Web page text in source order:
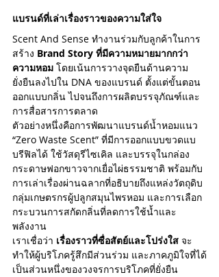
Search By Tags
ตุลาคม 2567(1)1 กระทู้
กันยายน 2567
2 กระทู้
สิงหาคม 2567 (3)3 กระทู้
กรกฎาคม 2567 (1)1 กระทู้
มิถุนายน 2567(2)2 กระทู้
พฤษภาคม 2567 (1)1 กระทู้
กุมภาพันธ์ 2566(5)5 กระทู้
มกราคม 2566 (2)2 กระทู้
สิงหาคม 2565(7)7 กระทู้
พฤษภาคม 2565 (2)2 กระทู้
มกราคม 2565 (1)1 กระทู้
พฤษภาคม 2564
(5)
5 กระทู้
เมษายน 2564 (6) 6 กระทู้
Essential Oil Perfume PerfumeFactory
ScentScentAndSenseScentMarketing
brandfragrancefragrance trend2023
perfumeกลิ่นสำหรับการตลาดน้ำหอม
แบรนด์ที่เล่าเรื่องราวของความใส่ใจ
Scent And Sense ทำงานร่วมกับลูกค้าในการ
สร้าง Brand Story ที่มีความหมายมากกว่า
ความหอม โดยเน้นการวางจุดยืนด้านความ
ยั่งยืนลงไปใน DNA ของแบรนด์ ตั้งแต่ขั้นตอน
ออกแบบกลิ่น ไปจนถึงการผลิตบรรจุภัณฑ์และ
การสื่อสารการตลาด
ตัวอย่างหนึ่งคือการพัฒนาแบรนด์น้ำหอมแนว
“Zero Waste Scent” ที่มีการออกแบบขวดแบ
บรีฟิลได้ ใช้วัสดุรีไซเคิล และบรรจุในกล่อง
กระดาษฟอกขาวจากเยื่อไผ่ธรรมชาติ พร้อมกับ
การเล่าเรื่องผ่านฉลากที่อธิบายถึงแหล่งวัตถุดิบ
กลุ่มเกษตรกรผู้ปลูกสมุนไพรหอม และการเลือก
กระบวนการสกัดกลิ่นที่ลดการใช้น้ำและ
พลังงาน
เราเชื่อว่า เรื่องราวที่ซื่อสัตย์และโปร่งใส จะ
ทำให้ผู้บริโภครู้สึกมีส่วนร่วม และภาคภูมิใจที่ได้
เป็นส่วนหนึ่งของวงจรการบริโภคที่ยั่งยืน